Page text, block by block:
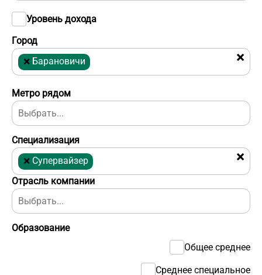
Отрасль компании
Город
×
× Барановичи
Уровень дохода
Образование
Общее среднее
Среднее специальное
Метро рядом
Специализация
×
× Супервайзер